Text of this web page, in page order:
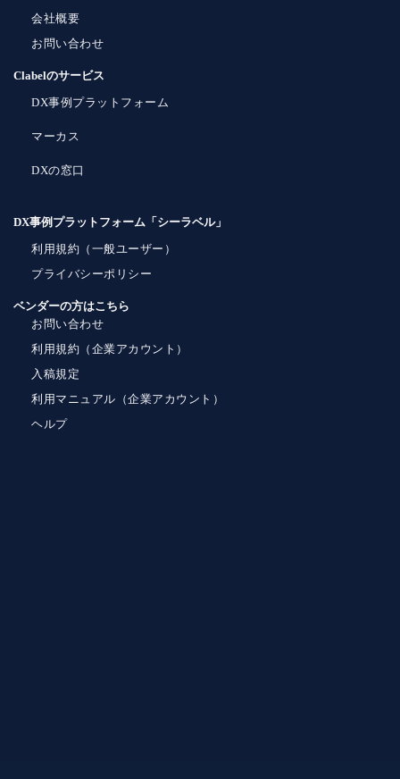
会社概要
お問い合わせ
Clabelのサービス
DX事例プラットフォーム
マーカス
DXの窓口
DX事例プラットフォーム「シーラベル」
利用規約（一般ユーザー）
プライバシーポリシー
ベンダーの方はこちら
お問い合わせ
利用規約（企業アカウント）
入稿規定
利用マニュアル（企業アカウント）
ヘルプ